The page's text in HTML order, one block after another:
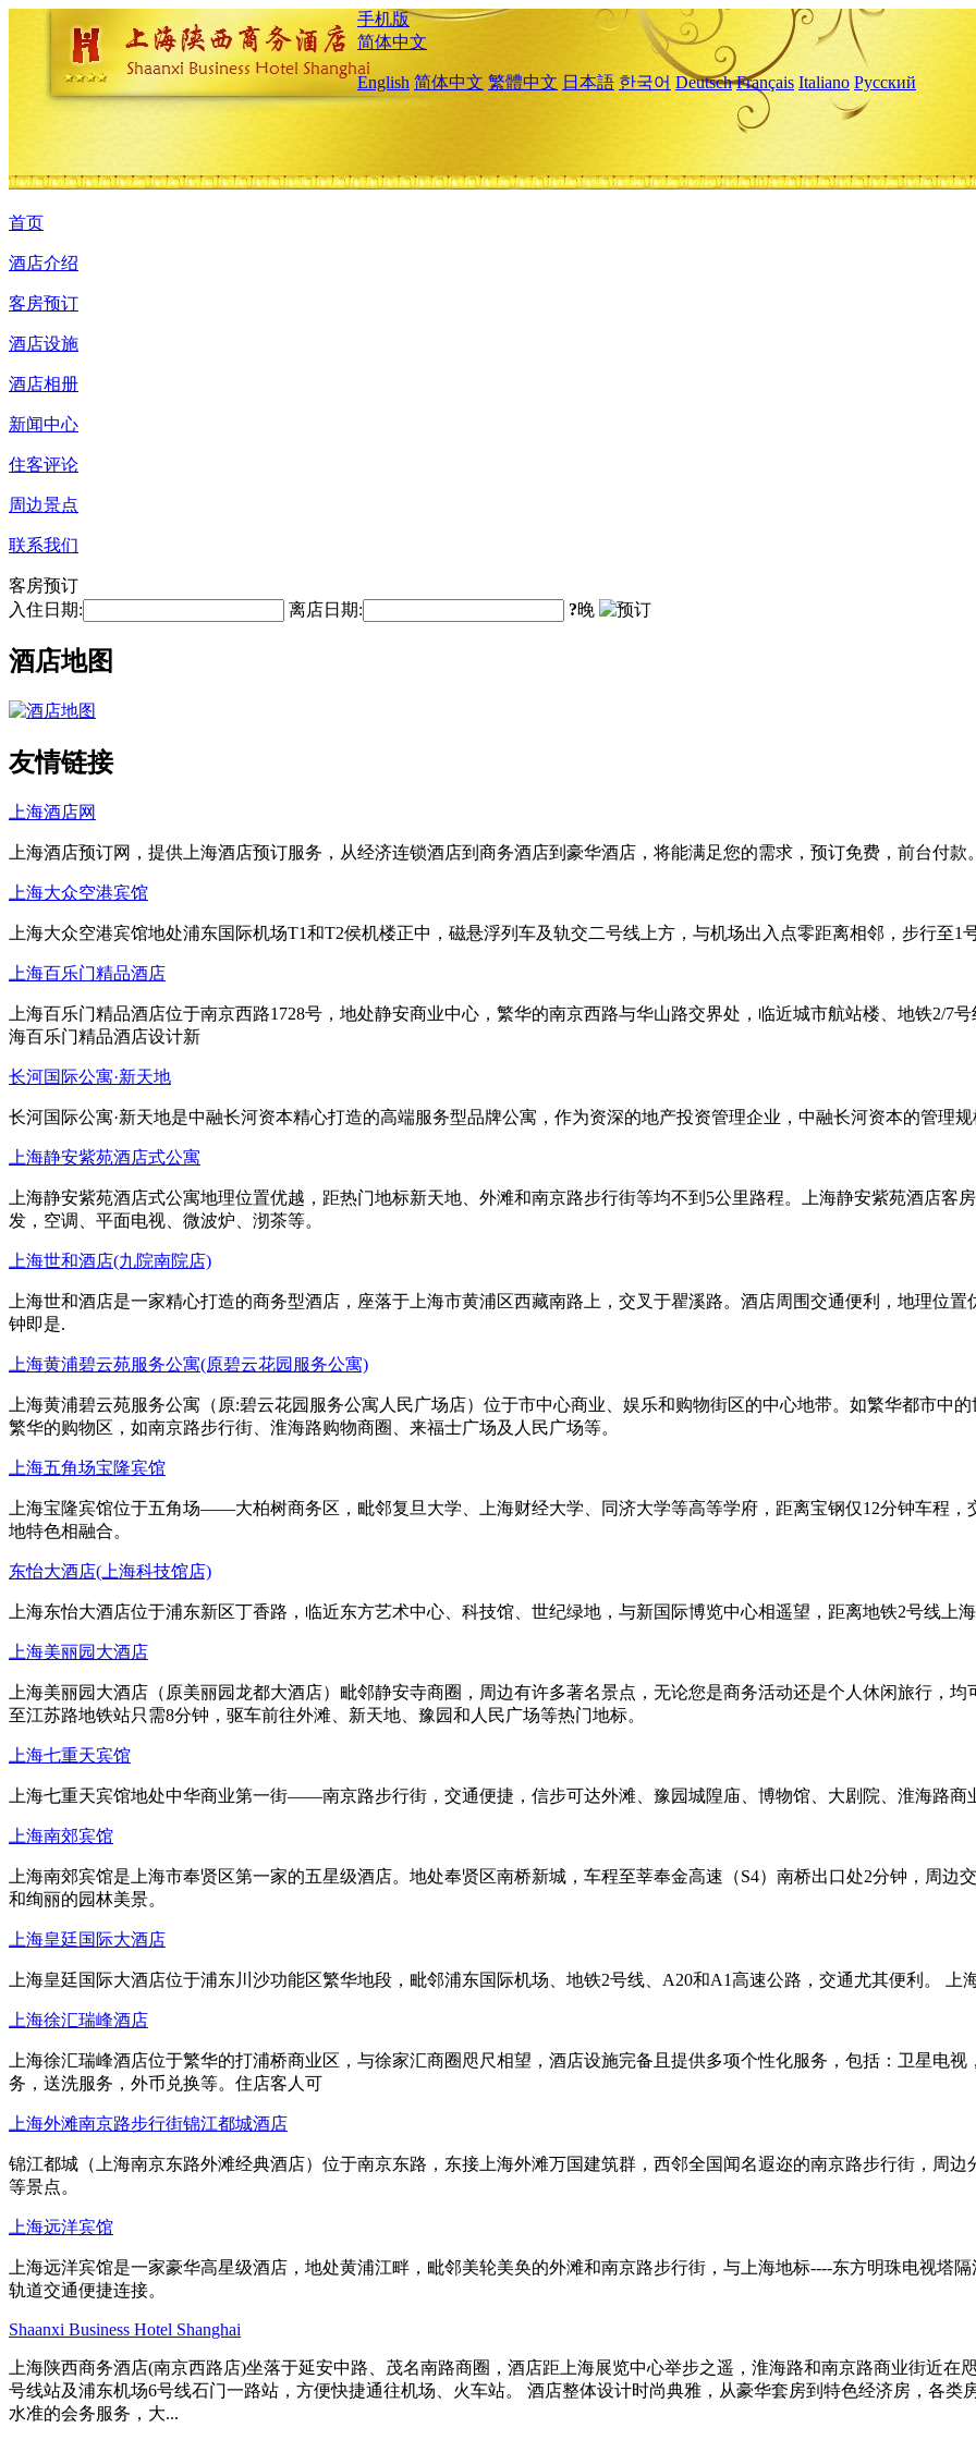
手机版
简体中文
English 简体中文 繁體中文 日本語 한국어 Deutsch Français Italiano Русский
首页
酒店介绍
客房预订
酒店设施
酒店相册
新闻中心
住客评论
周边景点
联系我们
客房预订
入住日期:
离店日期: ?晚
酒店地图
友情链接
上海酒店网
上海酒店预订网，提供上海酒店预订服务，从经济连锁酒店到商务酒店到豪华酒店，将能满足您的需求，预订免费，前台付款。
上海大众空港宾馆
上海大众空港宾馆地处浦东国际机场T1和T2侯机楼正中，磁悬浮列车及轨交二号线上方，与机场出入点零距离相邻，步行至1
上海百乐门精品酒店
上海百乐门精品酒店位于南京西路1728号，地处静安商业中心，繁华的南京西路与华山路交界处，临近城市航站楼、地铁2/7
海百乐门精品酒店设计新
长河国际公寓·新天地
长河国际公寓·新天地是中融长河资本精心打造的高端服务型品牌公寓，作为资深的地产投资管理企业，中融长河资本的管理
上海静安紫苑酒店式公寓
上海静安紫苑酒店式公寓地理位置优越，距热门地标新天地、外滩和南京路步行街等均不到5公里路程。上海静安紫苑酒店
发，空调、平面电视、微波炉、沏茶等。
上海世和酒店(九院南院店)
上海世和酒店是一家精心打造的商务型酒店，座落于上海市黄浦区西藏南路上，交叉于瞿溪路。酒店周围交通便利，地理位
钟即是.
上海黄浦碧云苑服务公寓(原碧云花园服务公寓)
上海黄浦碧云苑服务公寓（原:碧云花园服务公寓人民广场店）位于市中心商业、娱乐和购物街区的中心地带。如繁华都市中
繁华的购物区，如南京路步行街、淮海路购物商圈、来福士广场及人民广场等。
上海五角场宝隆宾馆
上海宝隆宾馆位于五角场——大柏树商务区，毗邻复旦大学、上海财经大学、同济大学等高等学府，距离宝钢仅12分钟车程
地特色相融合。
东怡大酒店(上海科技馆店)
上海东怡大酒店位于浦东新区丁香路，临近东方艺术中心、科技馆、世纪绿地，与新国际博览中心相遥望，距离地铁2号线上
上海美丽园大酒店
上海美丽园大酒店（原美丽园龙都大酒店）毗邻静安寺商圈，周边有许多著名景点，无论您是商务活动还是个人休闲旅行，
至江苏路地铁站只需8分钟，驱车前往外滩、新天地、豫园和人民广场等热门地标。
上海七重天宾馆
上海七重天宾馆地处中华商业第一街——南京路步行街，交通便捷，信步可达外滩、豫园城隍庙、博物馆、大剧院、淮海路商
上海南郊宾馆
上海南郊宾馆是上海市奉贤区第一家的五星级酒店。地处奉贤区南桥新城，车程至莘奉金高速（S4）南桥出口处2分钟，周边
和绚丽的园林美景。
上海皇廷国际大酒店
上海皇廷国际大酒店位于浦东川沙功能区繁华地段，毗邻浦东国际机场、地铁2号线、A20和A1高速公路，交通尤其便利。 上
上海徐汇瑞峰酒店
上海徐汇瑞峰酒店位于繁华的打浦桥商业区，与徐家汇商圈咫尺相望，酒店设施完备且提供多项个性化服务，包括：卫星电
务，送洗服务，外币兑换等。住店客人可
上海外滩南京路步行街锦江都城酒店
锦江都城（上海南京东路外滩经典酒店）位于南京东路，东接上海外滩万国建筑群，西邻全国闻名遐迩的南京路步行街，周
等景点。
上海远洋宾馆
上海远洋宾馆是一家豪华高星级酒店，地处黄浦江畔，毗邻美轮美奂的外滩和南京路步行街，与上海地标----东方明珠电视塔
轨道交通便捷连接。
Shaanxi Business Hotel Shanghai
上海陕西商务酒店(南京西路店)坐落于延安中路、茂名南路商圈，酒店距上海展览中心举步之遥，淮海路和南京路商业街近
号线站及浦东机场6号线石门一路站，方便快捷通往机场、火车站。 酒店整体设计时尚典雅，从豪华套房到特色经济房，各类
水准的会务服务，大...